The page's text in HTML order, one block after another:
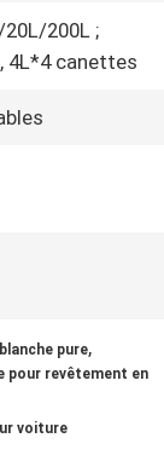
200L ;
4L*4 canettes
pure,
pour revêtement en
voiture